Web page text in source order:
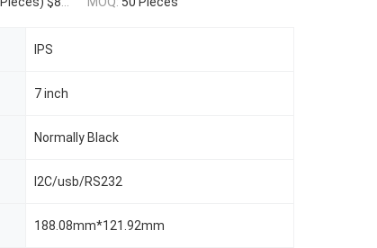
IPS
7 inch
Normally Black
I2C/usb/RS232
188.08mm*121.92mm